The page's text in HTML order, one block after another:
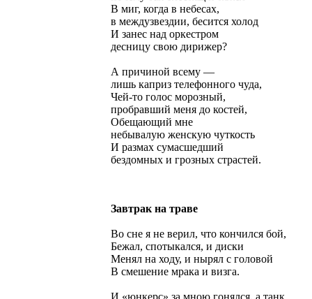
В миг, когда в небесах,
в междузвездии, бесится холод
И занес над оркестром
десницу свою дирижер?
А причиной всему —
лишь каприз телефонного чуда,
Чей-то голос морозный,
пробравший меня до костей,
Обещающий мне
небывалую женскую чуткость
И размах сумасшедший
бездомных и грозных страстей.
Завтрак на траве
Во сне я не верил, что кончился бой,
Бежал, спотыкался, и диски
Менял на ходу, и нырял с головой
В смешение мрака и визга.
И «юнкерс» за мною гонялся, а танк